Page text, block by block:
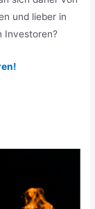
und lieber in
Investoren?